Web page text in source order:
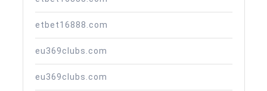
etbet16888.com
eu369clubs.com
eu369clubs.com